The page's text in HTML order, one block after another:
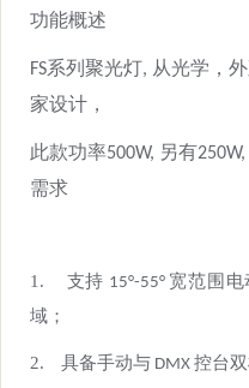
功能概述
FS系列聚光灯, 从光学，
家设计，
此款功率500W, 另有
需求
1. 支持 15°-55° 宽范围 电
域；
2. 具备手动与 DMX 控台